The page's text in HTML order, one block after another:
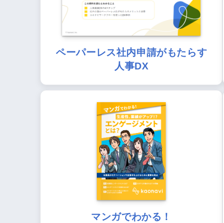
ペーパーレス社内申請がもたらす
人事DX
マンガでわかる！